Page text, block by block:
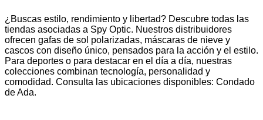
¿Buscas estilo, rendimiento y libertad? Descubre todas las
tiendas asociadas a Spy Optic. Nuestros distribuidores
ofrecen gafas de sol polarizadas, máscaras de nieve y
cascos con diseño único, pensados para la acción y el estilo.
Para deportes o para destacar en el día a día, nuestras
colecciones combinan tecnología, personalidad y
comodidad. Consulta las ubicaciones disponibles: Condado
de Ada.